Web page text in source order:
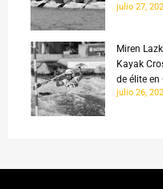
julio 27,
Miren
Kayak
de élite en
julio 26,